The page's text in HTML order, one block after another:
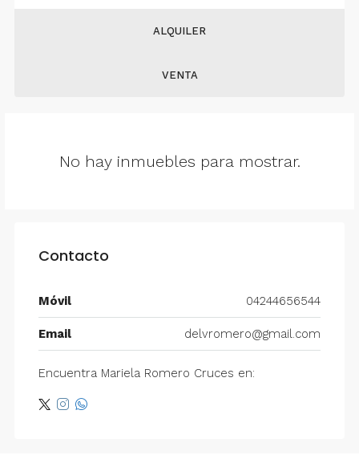
ALQUILER
VENTA
No hay inmuebles para mostrar.
Contacto
Móvil 04244656544
Email delvromero@gmail.com
Encuentra Mariela Romero Cruces en: